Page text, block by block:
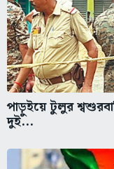
পাড়ুইয়ে টুলুর
দুই...